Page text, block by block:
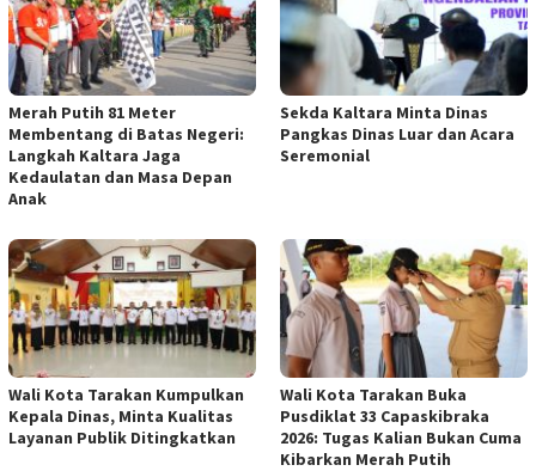
Merah Putih 81 Meter
Membentang di Batas Negeri:
Langkah Kaltara Jaga
Kedaulatan dan Masa Depan
Anak
Sekda Kaltara Minta Dinas
Pangkas Dinas Luar dan Acara
Seremonial
Wali Kota Tarakan Kumpulkan
Kepala Dinas, Minta Kualitas
Layanan Publik Ditingkatkan
Wali Kota Tarakan Buka
Pusdiklat 33 Capaskibraka
2026: Tugas Kalian Bukan Cuma
Kibarkan Merah Putih